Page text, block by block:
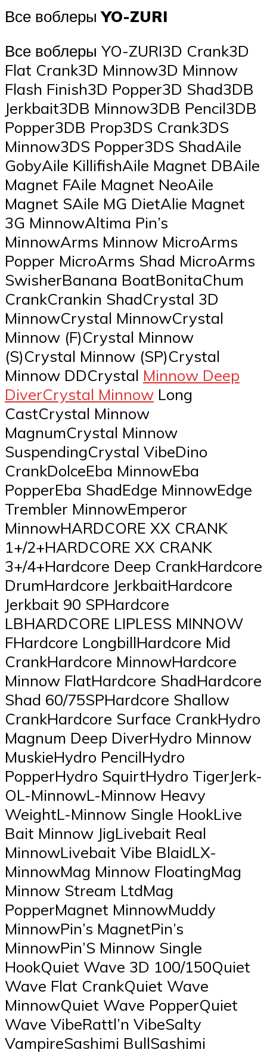
Все воблерыYO-ZURI
Все воблеры YO-ZURI3D Crank3D
Flat Crank3D Minnow3D Minnow
Flash Finish3D Popper3D Shad3DB
Jerkbait3DB Minnow3DB Pencil3DB
Popper3DB Prop3DS Crank3DS
Minnow3DS Popper3DS ShadAile
GobyAile KillifishAile Magnet DBAile
Magnet FAile Magnet NeoAile
Magnet SAile MG DietAlie Magnet
3G MinnowAltima Pin’s
MinnowArms Minnow MicroArms
Popper MicroArms Shad MicroArms
SwisherBanana BoatBonitaChum
CrankCrankin ShadCrystal 3D
MinnowCrystal MinnowCrystal
Minnow (F)Crystal Minnow
(S)Crystal Minnow (SP)Crystal
Minnow DDCrystal Minnow Deep
DiverCrystal Minnow Long
CastCrystal Minnow
MagnumCrystal Minnow
SuspendingCrystal VibeDino
CrankDolceEba MinnowEba
PopperEba ShadEdge MinnowEdge
Trembler MinnowEmperor
MinnowHARDCORE XX CRANK
1+/2+HARDCORE XX CRANK
3+/4+Hardcore Deep CrankHardcore
DrumHardcore JerkbaitHardcore
Jerkbait 90 SPHardcore
LBHARDCORE LIPLESS MINNOW
FHardcore LongbillHardcore Mid
CrankHardcore MinnowHardcore
Minnow FlatHardcore ShadHardcore
Shad 60/75SPHardcore Shallow
CrankHardcore Surface CrankHydro
Magnum Deep DiverHydro Minnow
MuskieHydro PencilHydro
PopperHydro SquirtHydro TigerJerk-
OL-MinnowL-Minnow Heavy
WeightL-Minnow Single HookLive
Bait Minnow JigLivebait Real
MinnowLivebait Vibe BlaidLX-
MinnowMag Minnow FloatingMag
Minnow Stream LtdMag
PopperMagnet MinnowMuddy
MinnowPin’s MagnetPin’s
MinnowPin’S Minnow Single
HookQuiet Wave 3D 100/150Quiet
Wave Flat CrankQuiet Wave
MinnowQuiet Wave PopperQuiet
Wave VibeRattl’n VibeSalty
VampireSashimi BullSashimi